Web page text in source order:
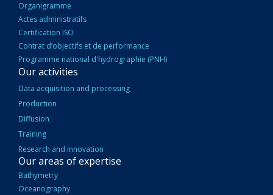
Organigramme
Actes administratifs
Certification ISO
Contrat d’objectifs et de performance
Programme national d'hydrographie (PNH)
Our activities
Data acquisition and processing
Production
Diffusion
Training
Research and innovation
Our areas of expertise
Bathymetry
Oceanography